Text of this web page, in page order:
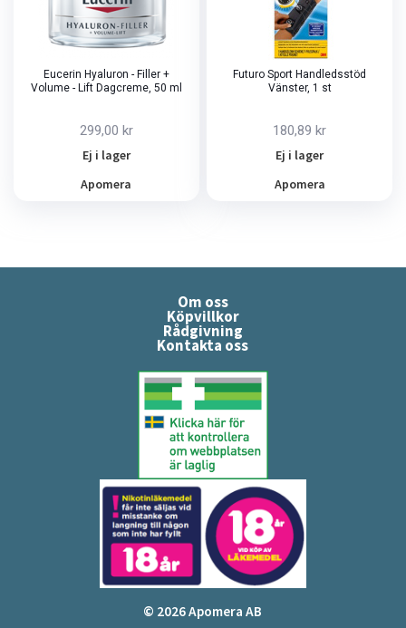
Eucerin Hyaluron - Filler +
Volume - Lift Dagcreme, 50 ml
299,00 kr
Ej i lager
Apomera
Futuro Sport Handledsstöd
Vänster, 1 st
180,89 kr
Ej i lager
Apomera
Om oss
Köpvillkor
Rådgivning
Kontakta oss
© 2026 Apomera AB